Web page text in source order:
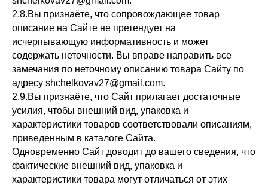
2.8.Вы признаёте, что сопровождающее товар
описание на Сайте не претендует на
исчерпывающую информативность и может
содержать неточности. Вы вправе направить все
замечания по неточному описанию товара Сайту по
адресу shchelkovav27@gmail.com.
2.9.Вы признаёте, что Сайт прилагает достаточные
усилия, чтобы внешний вид, упаковка и
характеристики товаров соответствовали описаниям,
приведенным в каталоге Сайта.
Одновременно Сайт доводит до вашего сведения, что
фактические внешний вид, упаковка и
характеристики товара могут отличаться от этих